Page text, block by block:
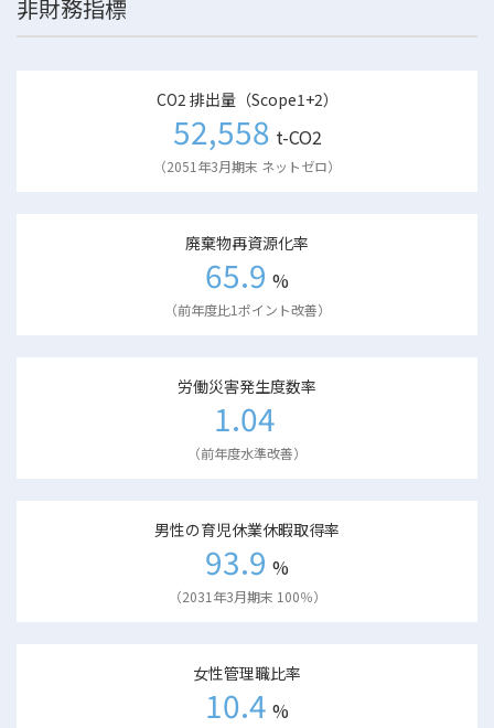
非財務指標
CO2 排出量（Scope1+2）
52,558 t-CO2
（2051年3月期末 ネットゼロ）
廃棄物再資源化率
65.9 %
（前年度比1ポイント改善）
労働災害発生度数率
1.04
（前年度水準改善）
男性の育児休業休暇取得率
93.9 %
（2031年3月期末 100％）
女性管理職比率
10.4 %